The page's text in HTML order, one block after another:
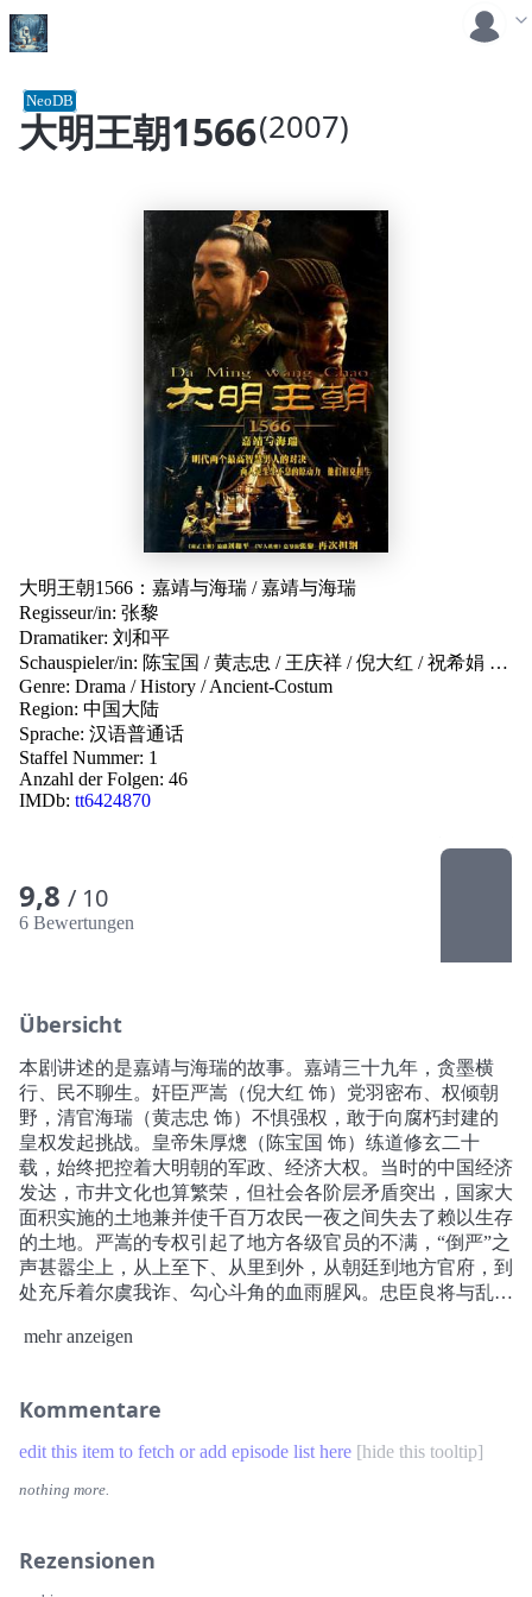
大明王朝1566 (2007)
NeoDB
大明王朝1566：嘉靖与海瑞 /嘉靖与海瑞
Regisseur/in: 张黎
Dramatiker: 刘和平
Schauspieler/in: 陈宝国 /黄志忠 / 王庆祥 /倪大红 /祝希娟 …
Genre: Drama /History /Ancient-Costum
Region: 中国大陆
Sprache: 汉语普通话
Staffel Nummer: 1
Anzahl der Folgen: 46
IMDb: tt6424870
9,8 / 10
6 Bewertungen
Übersicht
本剧讲述的是嘉靖与海瑞的故事。嘉靖三十九年，贪墨横
行、民不聊生。奸臣严嵩（倪大红 饰）党羽密布、权倾朝
野，清官海瑞（黄志忠 饰）不惧强权，敢于向腐朽封建的
皇权发起挑战。皇帝朱厚熜（陈宝国 饰）练道修玄二十
载，始终把控着大明朝的军政、经济大权。当时的中国经济
发达，市井文化也算繁荣，但社会各阶层矛盾突出，国家大
面积实施的土地兼并使千百万农民一夜之间失去了赖以生存
的土地。严嵩的专权引起了地方各级官员的不满，“倒严”之
声甚嚣尘上，从上至下、从里到外，从朝廷到地方官府，到
处充斥着尔虞我诈、勾心斗角的血雨腥风。忠臣良将与乱臣
mehr anzeigen
Kommentare
edit this item to fetch or add episode list here [hide this tooltip]
nothing more.
Rezensionen